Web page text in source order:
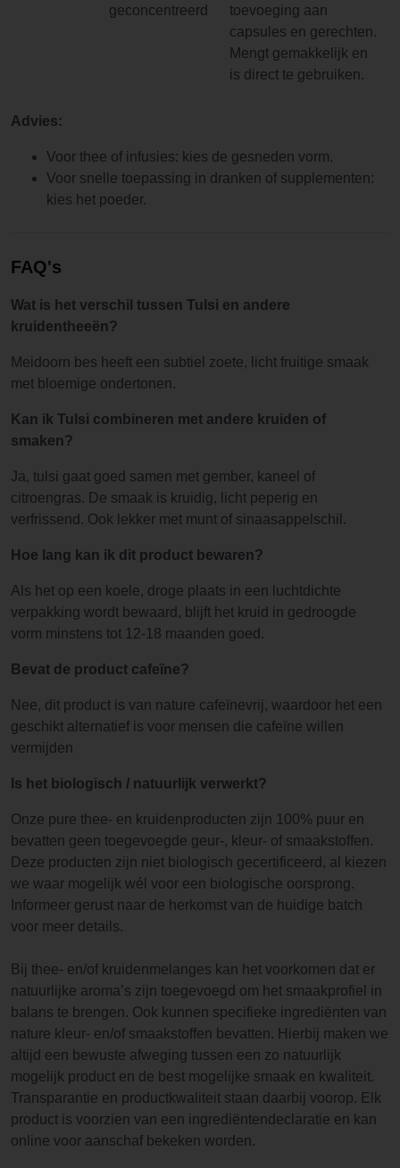
geconcentreerd
toevoeging aan
capsules en gerechten.
Mengt gemakkelijk en
is direct te gebruiken.
Advies:
Voor thee of infusies: kies de gesneden vorm.
Voor snelle toepassing in dranken of supplementen:
kies het poeder.
FAQ's
Wat is het verschil tussen Tulsi en andere
kruidentheeën?
Meidoorn bes heeft een subtiel zoete, licht fruitige smaak
met bloemige ondertonen.
Kan ik Tulsi combineren met andere kruiden of
smaken?
Ja, tulsi gaat goed samen met gember, kaneel of
citroengras. De smaak is kruidig, licht peperig en
verfrissend. Ook lekker met munt of sinaasappelschil.
Hoe lang kan ik dit product bewaren?
Als het op een koele, droge plaats in een luchtdichte
verpakking wordt bewaard, blijft het kruid in gedroogde
vorm minstens tot 12-18 maanden goed.
Bevat de product cafeïne?
Nee, dit product is van nature cafeïnevrij, waardoor het een
geschikt alternatief is voor mensen die cafeïne willen
vermijden
Is het biologisch / natuurlijk verwerkt?
Onze pure thee- en kruidenproducten zijn 100% puur en
bevatten geen toegevoegde geur-, kleur- of smaakstoffen.
Deze producten zijn niet biologisch gecertificeerd, al kiezen
we waar mogelijk wél voor een biologische oorsprong.
Informeer gerust naar de herkomst van de huidige batch
voor meer details.
Bij thee- en/of kruidenmelanges kan het voorkomen dat er
natuurlijke aroma’s zijn toegevoegd om het smaakprofiel in
balans te brengen. Ook kunnen specifieke ingrediënten van
nature kleur- en/of smaakstoffen bevatten. Hierbij maken we
altijd een bewuste afweging tussen een zo natuurlijk
mogelijk product en de best mogelijke smaak en kwaliteit.
Transparantie en productkwaliteit staan daarbij voorop. Elk
product is voorzien van een ingrediëntendeclaratie en kan
online voor aanschaf bekeken worden.